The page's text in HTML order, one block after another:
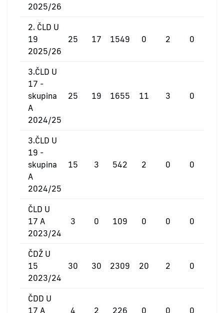
2025/26
2. ČLD U
19
2025/26
25 17 1549 0 2 0
3.ČLD U
17 -
skupina
A
2024/25
25 19 1655 11 3 0
3.ČLD U
19 -
skupina
A
2024/25
15 3 542 2 0 0
ČLD U
17 A
2023/24
3 0 109 0 0 0
ČDŽ U
15
2023/24
30 30 2309 20 2 0
ČDD U
17 A
4 2 226 0 0 0